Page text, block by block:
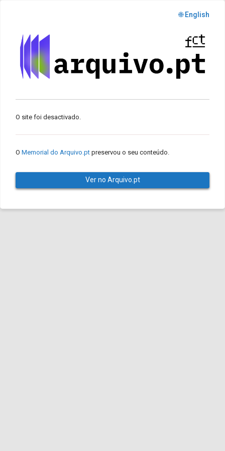
🌐 English
O site foi desactivado.
O Memorial do Arquivo.pt preservou o seu conteúdo.
Ver no Arquivo.pt